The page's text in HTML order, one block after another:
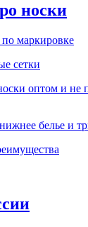
носки
маркировке
сетки
оптом и не
белье и